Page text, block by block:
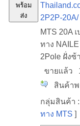
พร้อม
ส่ง
2P2P-20A/
MTS 20A
ทาง
2Pole ฝั่งซ้
ขายแล้ว
สินค้าพ
กลุ่มสินค้า
ทาง MTS ]